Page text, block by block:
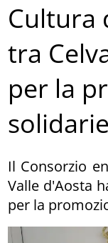
Cultura
tra
per la
Il Consorzio
Valle d'Aosta
per la